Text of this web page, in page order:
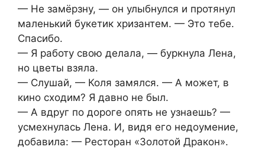
— Не замёрзну, — он улыбнулся и протянул
маленький букетик хризантем. — Это тебе.
Спасибо.
— Я работу свою делала, — буркнула Лена,
но цветы взяла.
— Слушай, — Коля замялся. — А может, в
кино сходим? Я давно не был.
— А вдруг по дороге опять не узнаешь? —
усмехнулась Лена. И, видя его недоумение,
добавила: — Ресторан «Золотой Дракон».